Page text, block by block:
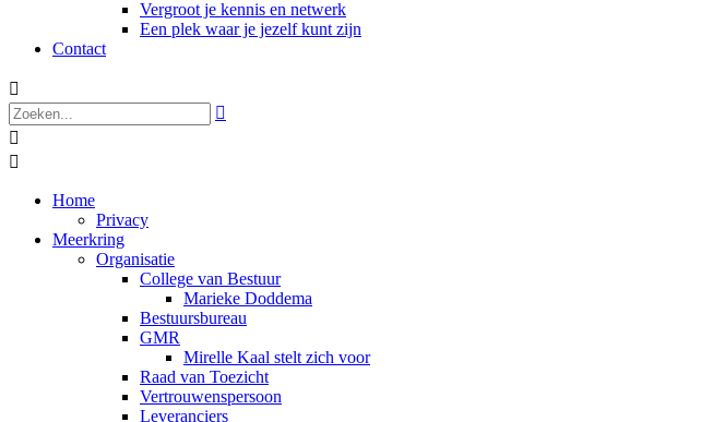
Vergroot je kennis en netwerk
Een plek waar je jezelf kunt zijn
Contact




Home
Privacy
Meerkring
Organisatie
College van Bestuur
Marieke Doddema
Bestuursbureau
GMR
Mirelle Kaal stelt zich voor
Raad van Toezicht
Vertrouwenspersoon
Leveranciers